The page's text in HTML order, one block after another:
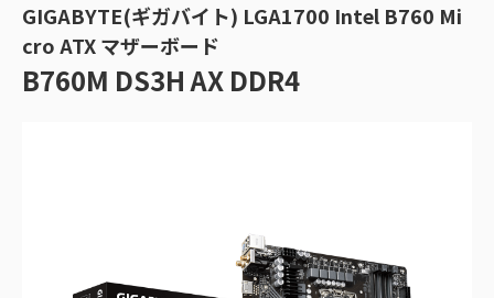
GIGABYTE(ギガバイト) LGA1700 Intel B760 Mi
cro ATX マザーボード
B760M DS3H AX DDR4